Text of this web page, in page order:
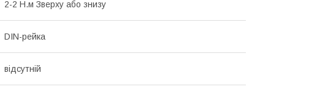
2-2 Н.м Зверху або знизу
DIN-рейка
відсутній